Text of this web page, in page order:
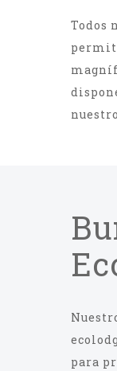
Todos
para